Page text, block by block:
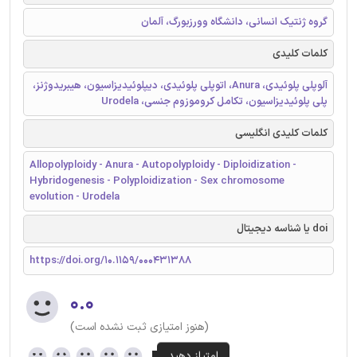
گروه ژنتیک انسانی، دانشگاه وورزبورگ، آلمان
کلمات کلیدی
آلوپلی پلوئیدی، Anura، اتوپلی پلوئیدی، دیپلوئیدیزاسیون، هیبریدوژنز،
پلی پلوئیدیزاسیون، تکامل کروموزوم جنسی، Urodela
کلمات کلیدی انگلیسی
Allopolyploidy - Anura - Autopolyploidy - Diploidization -
Hybridogenesis - Polyploidization - Sex chromosome
evolution - Urodela
doi یا شناسه دیجیتال
https://doi.org/10.1159/000431388
۰.۰
(هنوز امتیازی ثبت نشده است)